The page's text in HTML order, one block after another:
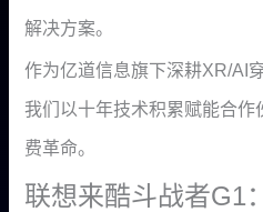
解决方案。
作为亿道信息旗下深耕XR/AI
我们以十年技术积累赋能合作
费革命。
联想来酷斗战者G1